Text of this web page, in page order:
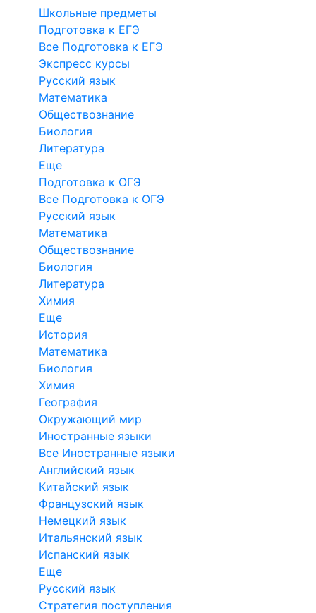
Школьные предметы
Подготовка к ЕГЭ
Все Подготовка к ЕГЭ
Экспресс курсы
Русский язык
Математика
Обществознание
Биология
Литература
Еще
Подготовка к ОГЭ
Все Подготовка к ОГЭ
Русский язык
Математика
Обществознание
Биология
Литература
Химия
Еще
История
Математика
Биология
Химия
География
Окружающий мир
Иностранные языки
Все Иностранные языки
Английский язык
Китайский язык
Французский язык
Немецкий язык
Итальянский язык
Испанский язык
Еще
Русский язык
Стратегия поступления